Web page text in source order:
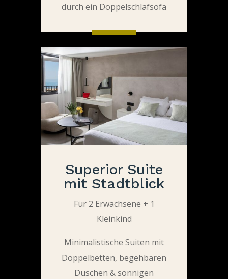
durch ein Doppelschlafsofa
Superior Suite
mit Stadtblick
Für 2 Erwachsene + 1
Kleinkind
Minimalistische Suiten mit
Doppelbetten, begehbaren
Duschen & sonnigen